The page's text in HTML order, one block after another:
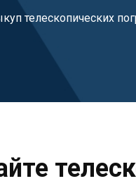
телескопических